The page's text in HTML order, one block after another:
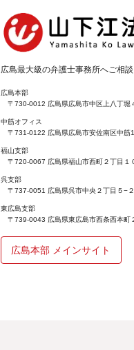
広島最大級の弁護士事務所へご相談
広島本部
〒730-0012 広島県広島市中区上八丁堀
中筋オフィス
〒731-0122 広島県広島市安佐南区中筋
福山支部
〒720-0067 広島県福山市西町２丁目１
呉支部
〒737-0051 広島県呉市中央２丁目５−
東広島支部
〒739-0043 広島県東広島市西条西本町
広島本部 メインサイト